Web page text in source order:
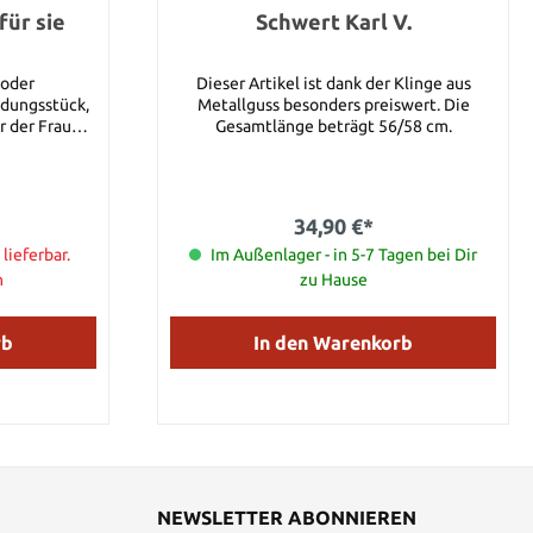
sie
der Frau
für die
Peniskäfig)
wäre das
lieferbar.
Schwert Karl V.
Dieser Artikel ist dank der Klinge aus
Metallguss besonders preiswert. Die
Gesamtlänge beträgt 56/58 cm.
34,90 €*
Im Außenlager - in 5-7 Tagen bei Dir
zu Hause
In den Warenkorb
NEWSLETTER ABONNIEREN